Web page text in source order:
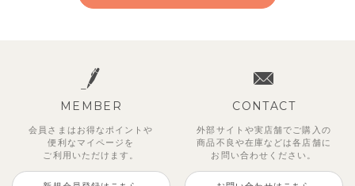
MEMBER
会員さまはお得なポイントや
便利な マイページを
ご利用いただけます。
CONTACT
外部サイトや実店舗でご購入の
商品不良や在庫などは各店舗に
お問い合わせください。